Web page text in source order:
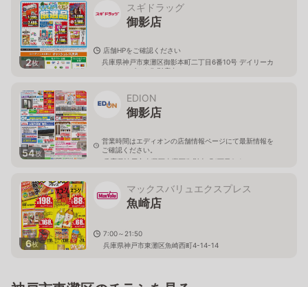
2枚
スギドラッグ
御影店
店舗HPをご確認ください
兵庫県神戸市東灘区御影本町二丁目6番10号 デイリーカ
ナートイズミヤ御影店内
54枚
EDION
御影店
営業時間はエディオンの店舗情報ページにて最新情報を
ご確認ください。
兵庫県神戸市東灘区東灘区御影本町4丁目2-1
6枚
マックスバリュエクスプレス
魚崎店
7:00～21:50
兵庫県神戸市東灘区魚崎西町4-14-14